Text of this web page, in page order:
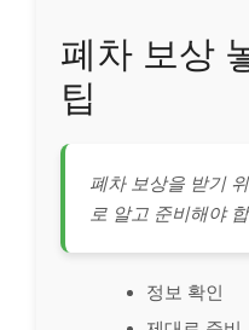
폐차 보상
팁
폐차 보상을 받기
로 알고 준비해야
정보 확인